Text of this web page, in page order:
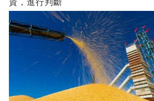
資，進行判斷